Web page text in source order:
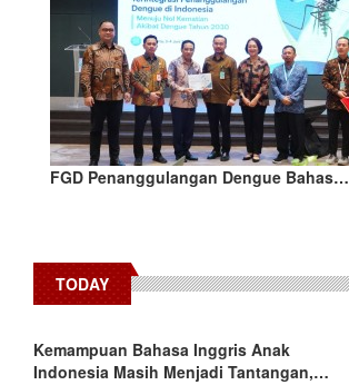
FGD Penanggulangan Dengue Bahas…
TODAY
Kemampuan Bahasa Inggris Anak
Indonesia Masih Menjadi Tantangan,…